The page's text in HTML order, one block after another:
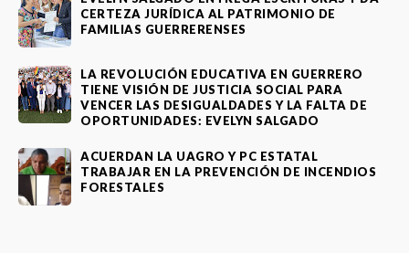
CERTEZA JURÍDICA AL PATRIMONIO DE
FAMILIAS GUERRERENSES
LA REVOLUCIÓN EDUCATIVA EN GUERRERO
TIENE VISIÓN DE JUSTICIA SOCIAL PARA
VENCER LAS DESIGUALDADES Y LA FALTA DE
OPORTUNIDADES: EVELYN SALGADO
ACUERDAN LA UAGRO Y PC ESTATAL
TRABAJAR EN LA PREVENCIÓN DE INCENDIOS
FORESTALES